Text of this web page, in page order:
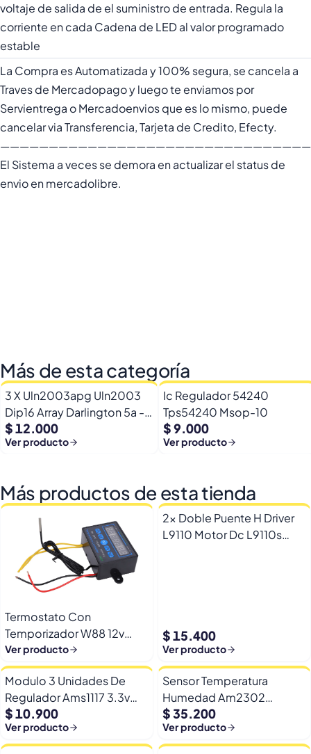
voltaje de salida de el suministro de entrada. Regula la
corriente en cada Cadena de LED al valor programado
estable
La Compra es Automatizada y 100% segura, se cancela a
Traves de Mercadopago y luego te enviamos por
Servientrega o Mercadoenvios que es lo mismo, puede
cancelar via Transferencia, Tarjeta de Credito, Efecty.
El Sistema a veces se demora en actualizar el status de
envio en mercadolibre.
Más de esta categoría
3 X Uln2003apg Uln2003
Dip16 Array Darlington 5a -
50v
$ 12.000
Ver producto
Ic Regulador 54240
Tps54240 Msop-10
$ 9.000
Ver producto
Más productos de esta tienda
Termostato Con
Temporizador W88 12v
Automatico Frio Calor
Ver producto
2x Doble Puente H Driver
L9110 Motor Dc L9110s
$ 15.400
Ver producto
Modulo 3 Unidades De
Regulador Ams1117 3.3v
Yp-8 Con Pines
$ 10.900
Ver producto
Sensor Temperatura
Humedad Am2302
Dht22/am2302 Digital
Esp32
$ 35.200
Ver producto